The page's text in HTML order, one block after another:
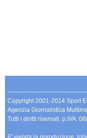
Copyright 2001-2014 Sport
Agenzia Giornalistica
Tutti i diritti riservati. p.IVA: